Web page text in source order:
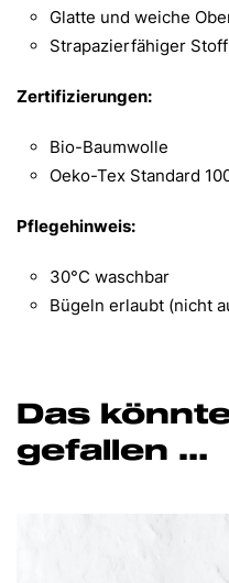
Glatte und weiche
Strapazierfähiger Stoff
Zertifizierungen:
Bio-Baumwolle
Oeko-Tex Standard
Pflegehinweis:
30°C waschbar
Bügeln erlaubt (nicht
Das
gefallen …